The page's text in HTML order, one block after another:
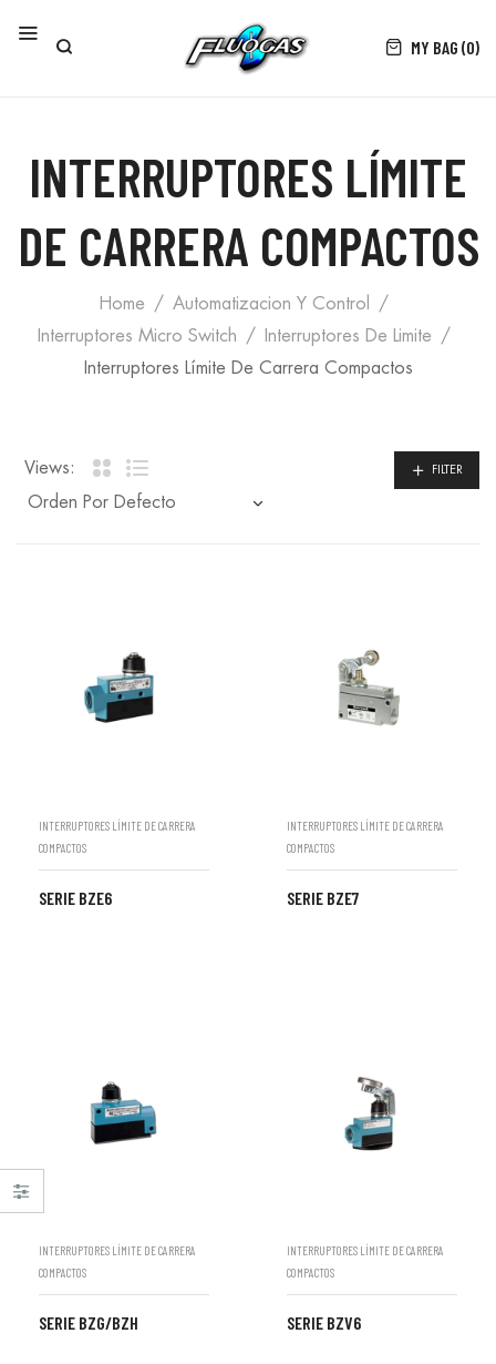
MY BAG (0)
INTERRUPTORES LÍMITE
DE CARRERA COMPACTOS
Home
Automatizacion Y Control
Interruptores Micro Switch
Interruptores De Limite
Interruptores Límite De Carrera Compactos
Views: FILTER
INTERRUPTORES LÍMITE DE CARRERA
COMPACTOS
SERIE BZE6
INTERRUPTORES LÍMITE DE CARRERA
COMPACTOS
SERIE BZE7
INTERRUPTORES LÍMITE DE CARRERA
COMPACTOS
SERIE BZG/BZH
INTERRUPTORES LÍMITE DE CARRERA
COMPACTOS
SERIE BZV6